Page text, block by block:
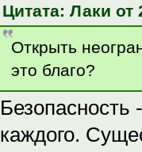
Цитата: Лаки от
Открыть
это благо?
каждого.